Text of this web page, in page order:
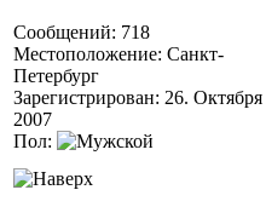
Сообщений: 718
Местоположение: Санкт-
Петербург
Зарегистрирован: 26. Октября
2007
Пол: